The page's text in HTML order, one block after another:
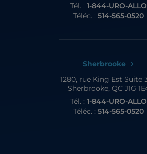
Tél. : 1-844-URO-ALLO
Téléc. : 514-565-0520
Sherbrooke
1280, rue King Est Suite
Sherbrooke, QC J1G
Tél. : 1-844-URO-ALLO
Téléc. : 514-565-0520